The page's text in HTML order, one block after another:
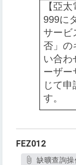
【️亞太
999に
サービ
否」の
い合わ
ーザー
じて
す。
FEZ012
缺曠查詢